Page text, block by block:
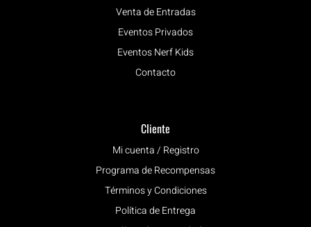
Venta de Entradas
Eventos Privados
Eventos Nerf Kids
Contacto
Cliente
Mi cuenta / Registro
Programa de Recompensas
Términos y Condiciones
Política de Entrega